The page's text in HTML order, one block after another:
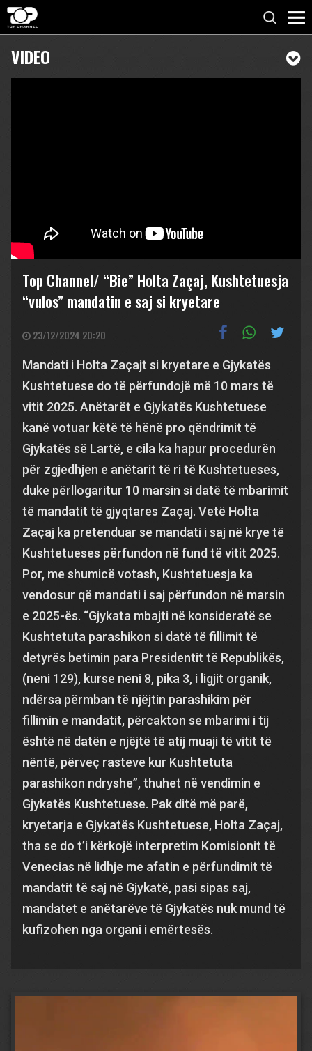
VIDEO
Top Channel/ “Bie” Holta Zaçaj, Kushtetuesja
“vulos” mandatin e saj si kryetare
23/12/2024 20:20
Mandati i Holta Zaçajt si kryetare e Gjykatës
Kushtetuese do të përfundojë më 10 mars të
vitit 2025. Anëtarët e Gjykatës Kushtetuese
kanë votuar këtë të hënë pro qëndrimit të
Gjykatës së Lartë, e cila ka hapur procedurën
për zgjedhjen e anëtarit të ri të Kushtetueses,
duke përllogaritur 10 marsin si datë të mbarimit
të mandatit të gjyqtares Zaçaj. Vetë Holta
Zaçaj ka pretenduar se mandati i saj në krye të
Kushtetueses përfundon në fund të vitit 2025.
Por, me shumicë votash, Kushtetuesja ka
vendosur që mandati i saj përfundon në marsin
e 2025-ës. “Gjykata mbajti në konsideratë se
Kushtetuta parashikon si datë të fillimit të
detyrës betimin para Presidentit të Republikës,
(neni 129), kurse neni 8, pika 3, i ligjit organik,
ndërsa përmban të njëjtin parashikim për
fillimin e mandatit, përcakton se mbarimi i tij
është në datën e njëjtë të atij muaji të vitit të
nëntë, përveç rasteve kur Kushtetuta
parashikon ndryshe”, thuhet në vendimin e
Gjykatës Kushtetuese. Pak ditë më parë,
kryetarja e Gjykatës Kushtetuese, Holta Zaçaj,
tha se do t’i kërkojë interpretim Komisionit të
Venecias në lidhje me afatin e përfundimit të
mandatit të saj në Gjykatë, pasi sipas saj,
mandatet e anëtarëve të Gjykatës nuk mund të
kufizohen nga organi i emërtesës.